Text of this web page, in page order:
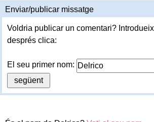
Enviar/publicar missatge
Voldria publicar un comentari?
després clica:
El seu primer nom: